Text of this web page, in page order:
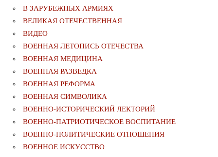
В ЗАРУБЕЖНЫХ АРМИЯХ
ВЕЛИКАЯ ОТЕЧЕСТВЕННАЯ
ВИДЕО
ВОЕННАЯ ЛЕТОПИСЬ ОТЕЧЕСТВА
ВОЕННАЯ МЕДИЦИНА
ВОЕННАЯ РАЗВЕДКА
ВОЕННАЯ РЕФОРМА
ВОЕННАЯ СИМВОЛИКА
ВОЕННО-ИСТОРИЧЕСКИЙ ЛЕКТОРИЙ
ВОЕННО-ПАТРИОТИЧЕСКОЕ ВОСПИТАНИЕ
ВОЕННО-ПОЛИТИЧЕСКИE ОТНОШЕНИЯ
ВОЕННОЕ ИСКУССТВО